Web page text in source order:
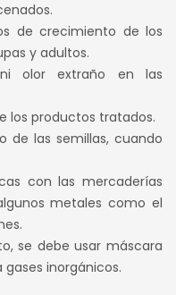
de crecimiento de los
y adultos.
olor extraño en las
los productos tratados.
de las semillas, cuando
con las mercaderías
metales como el
se debe usar máscara
inorgánicos.